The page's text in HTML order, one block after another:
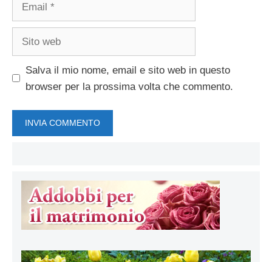
Salva il mio nome, email e sito web in questo
browser per la prossima volta che commento.